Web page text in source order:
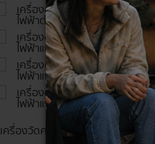
เครื่องตรวจสอบความเป็นฉนวน
ไฟฟ้าต่อเนื่องแบบเข็ม
เครื่องตรวจสอบความเป็นฉนวน
ไฟฟ้าแบบดิจิตัล
เครื่องตรวจสอบความเป็นฉนวน
ไฟฟ้าแบบเข็ม
เครื่องตรวจสอบความเป็นฉนวน
ไฟฟ้าแรงสูง
เครื่องวัดความต้านทานดิน